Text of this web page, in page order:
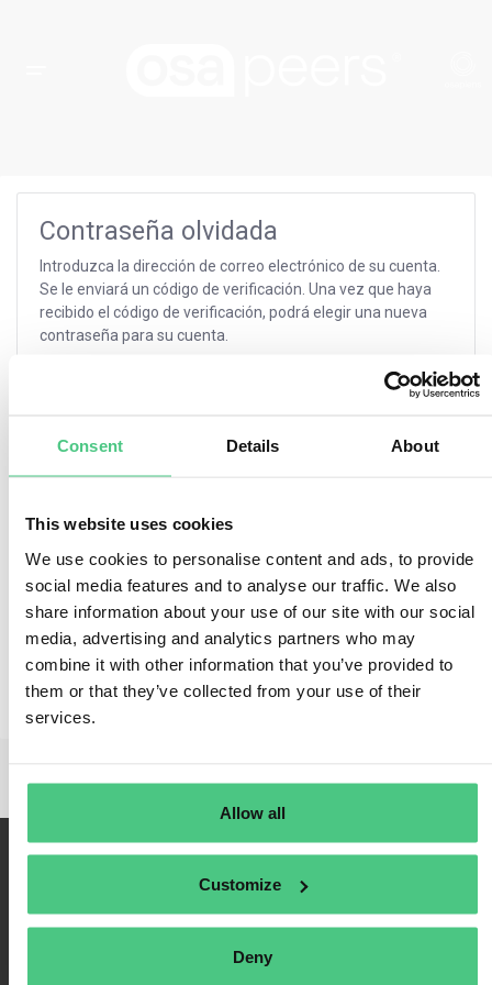
Consent Details About
This website uses cookies
We use cookies to personalise content and ads, to provide
social media features and to analyse our traffic. We also
share information about your use of our site with our social
media, advertising and analytics partners who may
combine it with other information that you’ve provided to
them or that they’ve collected from your use of their
services.
Allow all
Customize
Deny
Contraseña olvidada
Introduzca la dirección de correo electrónico de su cuenta.
Se le enviará un código de verificación. Una vez que haya
recibido el código de verificación, podrá elegir una nueva
contraseña para su cuenta.
Volver